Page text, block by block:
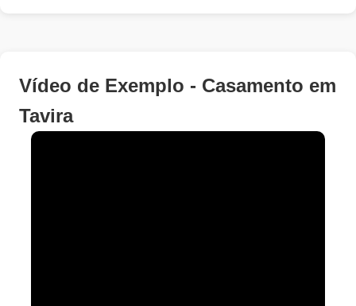
Vídeo de Exemplo - Casamento em
Tavira